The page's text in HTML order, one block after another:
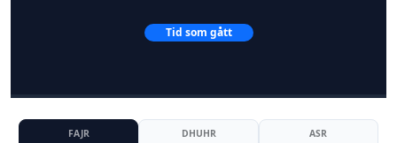
Tid som gått
FAJR DHUHR ASR